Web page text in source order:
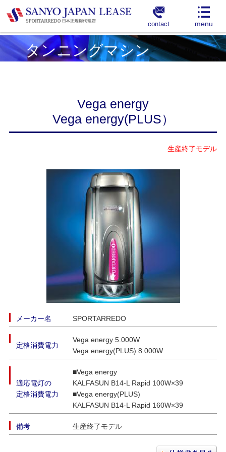
contact
タンニングマシン
Vega energy
Vega energy(PLUS）
生産終了モデル
メーカー名 SPORTARREDO
定格消費電力
Vega energy 5.000W
Vega energy(PLUS) 8.000W
適応電灯の
定格消費電力
■Vega energy
KALFASUN B14-L Rapid 100W×39
■Vega energy(PLUS)
KALFASUN B14-L Rapid 160W×39
備考 生産終了モデル